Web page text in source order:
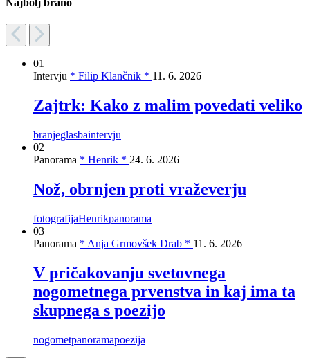
Najbolj brano
01
Intervju * Filip Klančnik * 11. 6. 2026
Zajtrk: Kako z malim povedati veliko
branjeglasbaintervju
02
Panorama * Henrik * 24. 6. 2026
Nož, obrnjen proti vraževerju
fotografijaHenrikpanorama
03
Panorama * Anja Grmovšek Drab * 11. 6. 2026
V pričakovanju svetovnega
nogometnega prvenstva in kaj ima ta
skupnega s poezijo
nogometpanoramapoezija